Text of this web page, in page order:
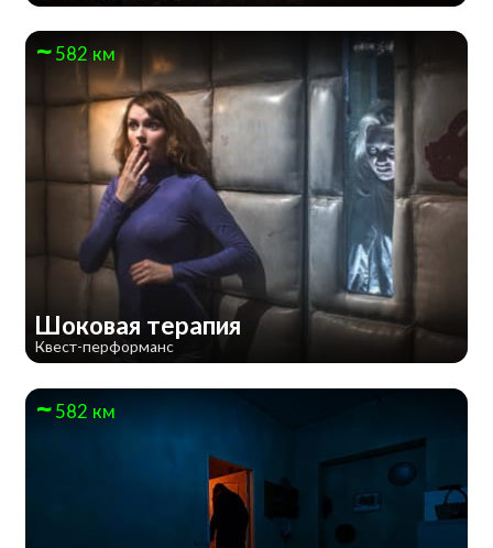
582 км
Шоковая терапия
Квест-перформанс
582 км